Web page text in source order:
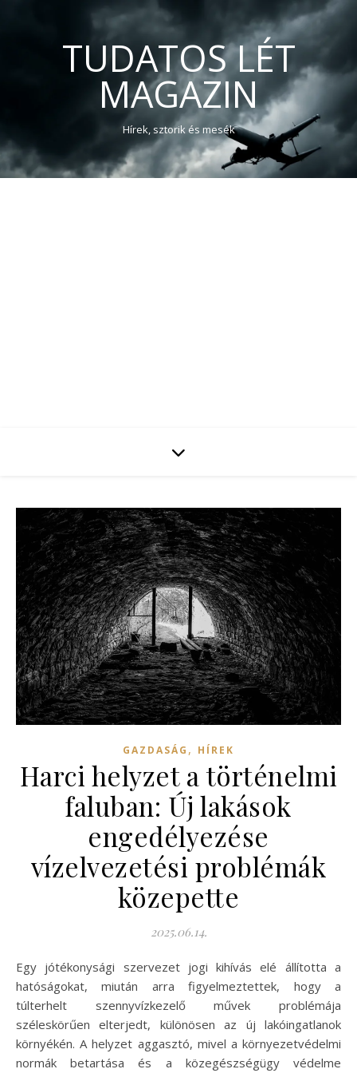
TUDATOS LÉT
MAGAZIN
Hírek, sztorik és mesék
GAZDASÁG , HÍREK
Harci helyzet a történelmi
faluban: Új lakások
engedélyezése
vízelvezetési problémák
közepette
2025.06.14.
Egy jótékonysági szervezet jogi kihívás elé állította a
hatóságokat, miután arra figyelmeztettek, hogy a
túlterhelt szennyvízkezelő művek problémája
széleskörűen elterjedt, különösen az új lakóingatlanok
környékén. A helyzet aggasztó, mivel a környezetvédelmi
normák betartása és a közegészségügy védelme